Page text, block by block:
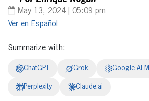
May 13, 2024 | 05:09 pm
Español
Summarize with:
ChatGPT Grok Google AI
Perplexity Claude.ai